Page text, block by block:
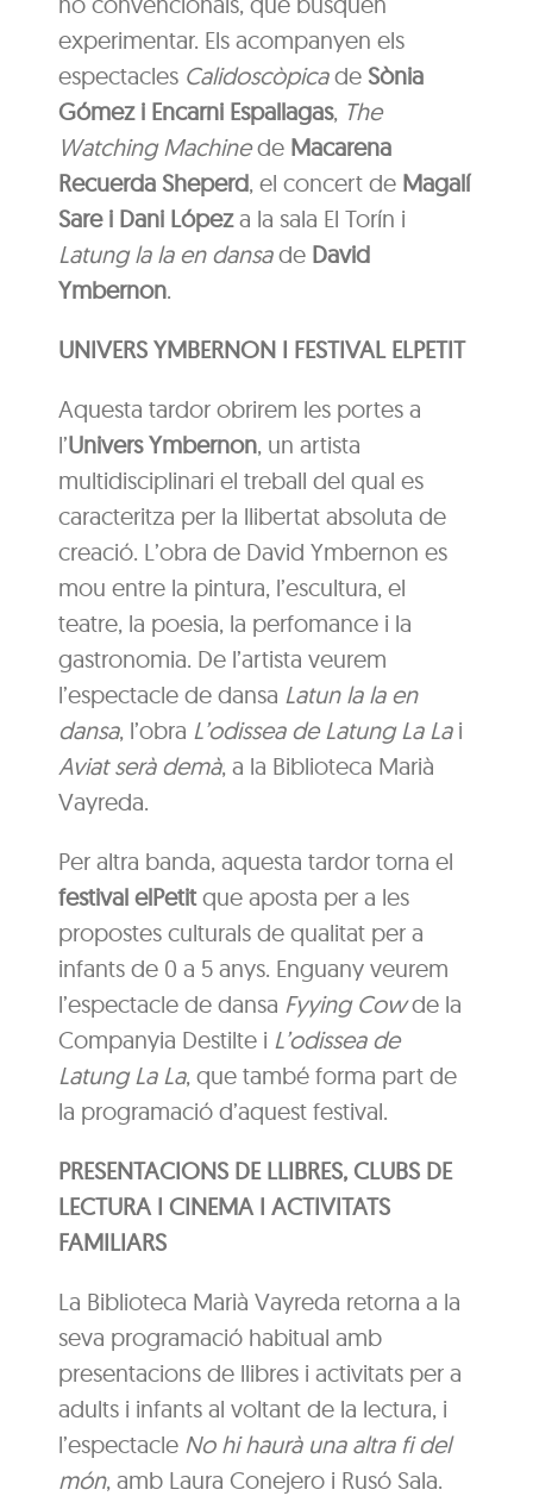
experimentar. Els acompanyen els
espectacles Calidoscòpicade Sònia
Gómez i Encarni Espallagas, The
Watching Machinede Macarena
Recuerda Sheperd, el concert de Magalí
Sare i Dani Lópeza la sala El Torín i
Latung la la en dansade David
Ymbernon.
UNIVERS YMBERNON I FESTIVAL ELPETIT
Aquesta tardor obrirem les portes a
l’Univers Ymbernon, un artista
multidisciplinari el treball del qual es
caracteritza per la llibertat absoluta de
creació. L’obra de David Ymbernon es
mou entre la pintura, l’escultura, el
teatre, la poesia, la perfomance i la
gastronomia. De l’artista veurem
l’espectacle de dansa Latun la la en
dansa, l’obra L’odissea de Latung La Lai
Aviat serà demà, a la Biblioteca Marià
Vayreda.
Per altra banda, aquesta tardor torna el
festival elPetitque aposta per a les
propostes culturals de qualitat per a
infants de 0 a 5 anys. Enguany veurem
l’espectacle de dansa Fyying Cowde la
Companyia Destilte i L’odissea de
Latung La La, que també forma part de
la programació d’aquest festival.
PRESENTACIONS DE LLIBRES, CLUBS DE
LECTURA I CINEMA I ACTIVITATS
FAMILIARS
La Biblioteca Marià Vayreda retorna a la
seva programació habitual amb
presentacions de llibres i activitats per a
adults i infants al voltant de la lectura, i
l’espectacle No hi haurà una altra fi del
món, amb Laura Conejero i Rusó Sala.